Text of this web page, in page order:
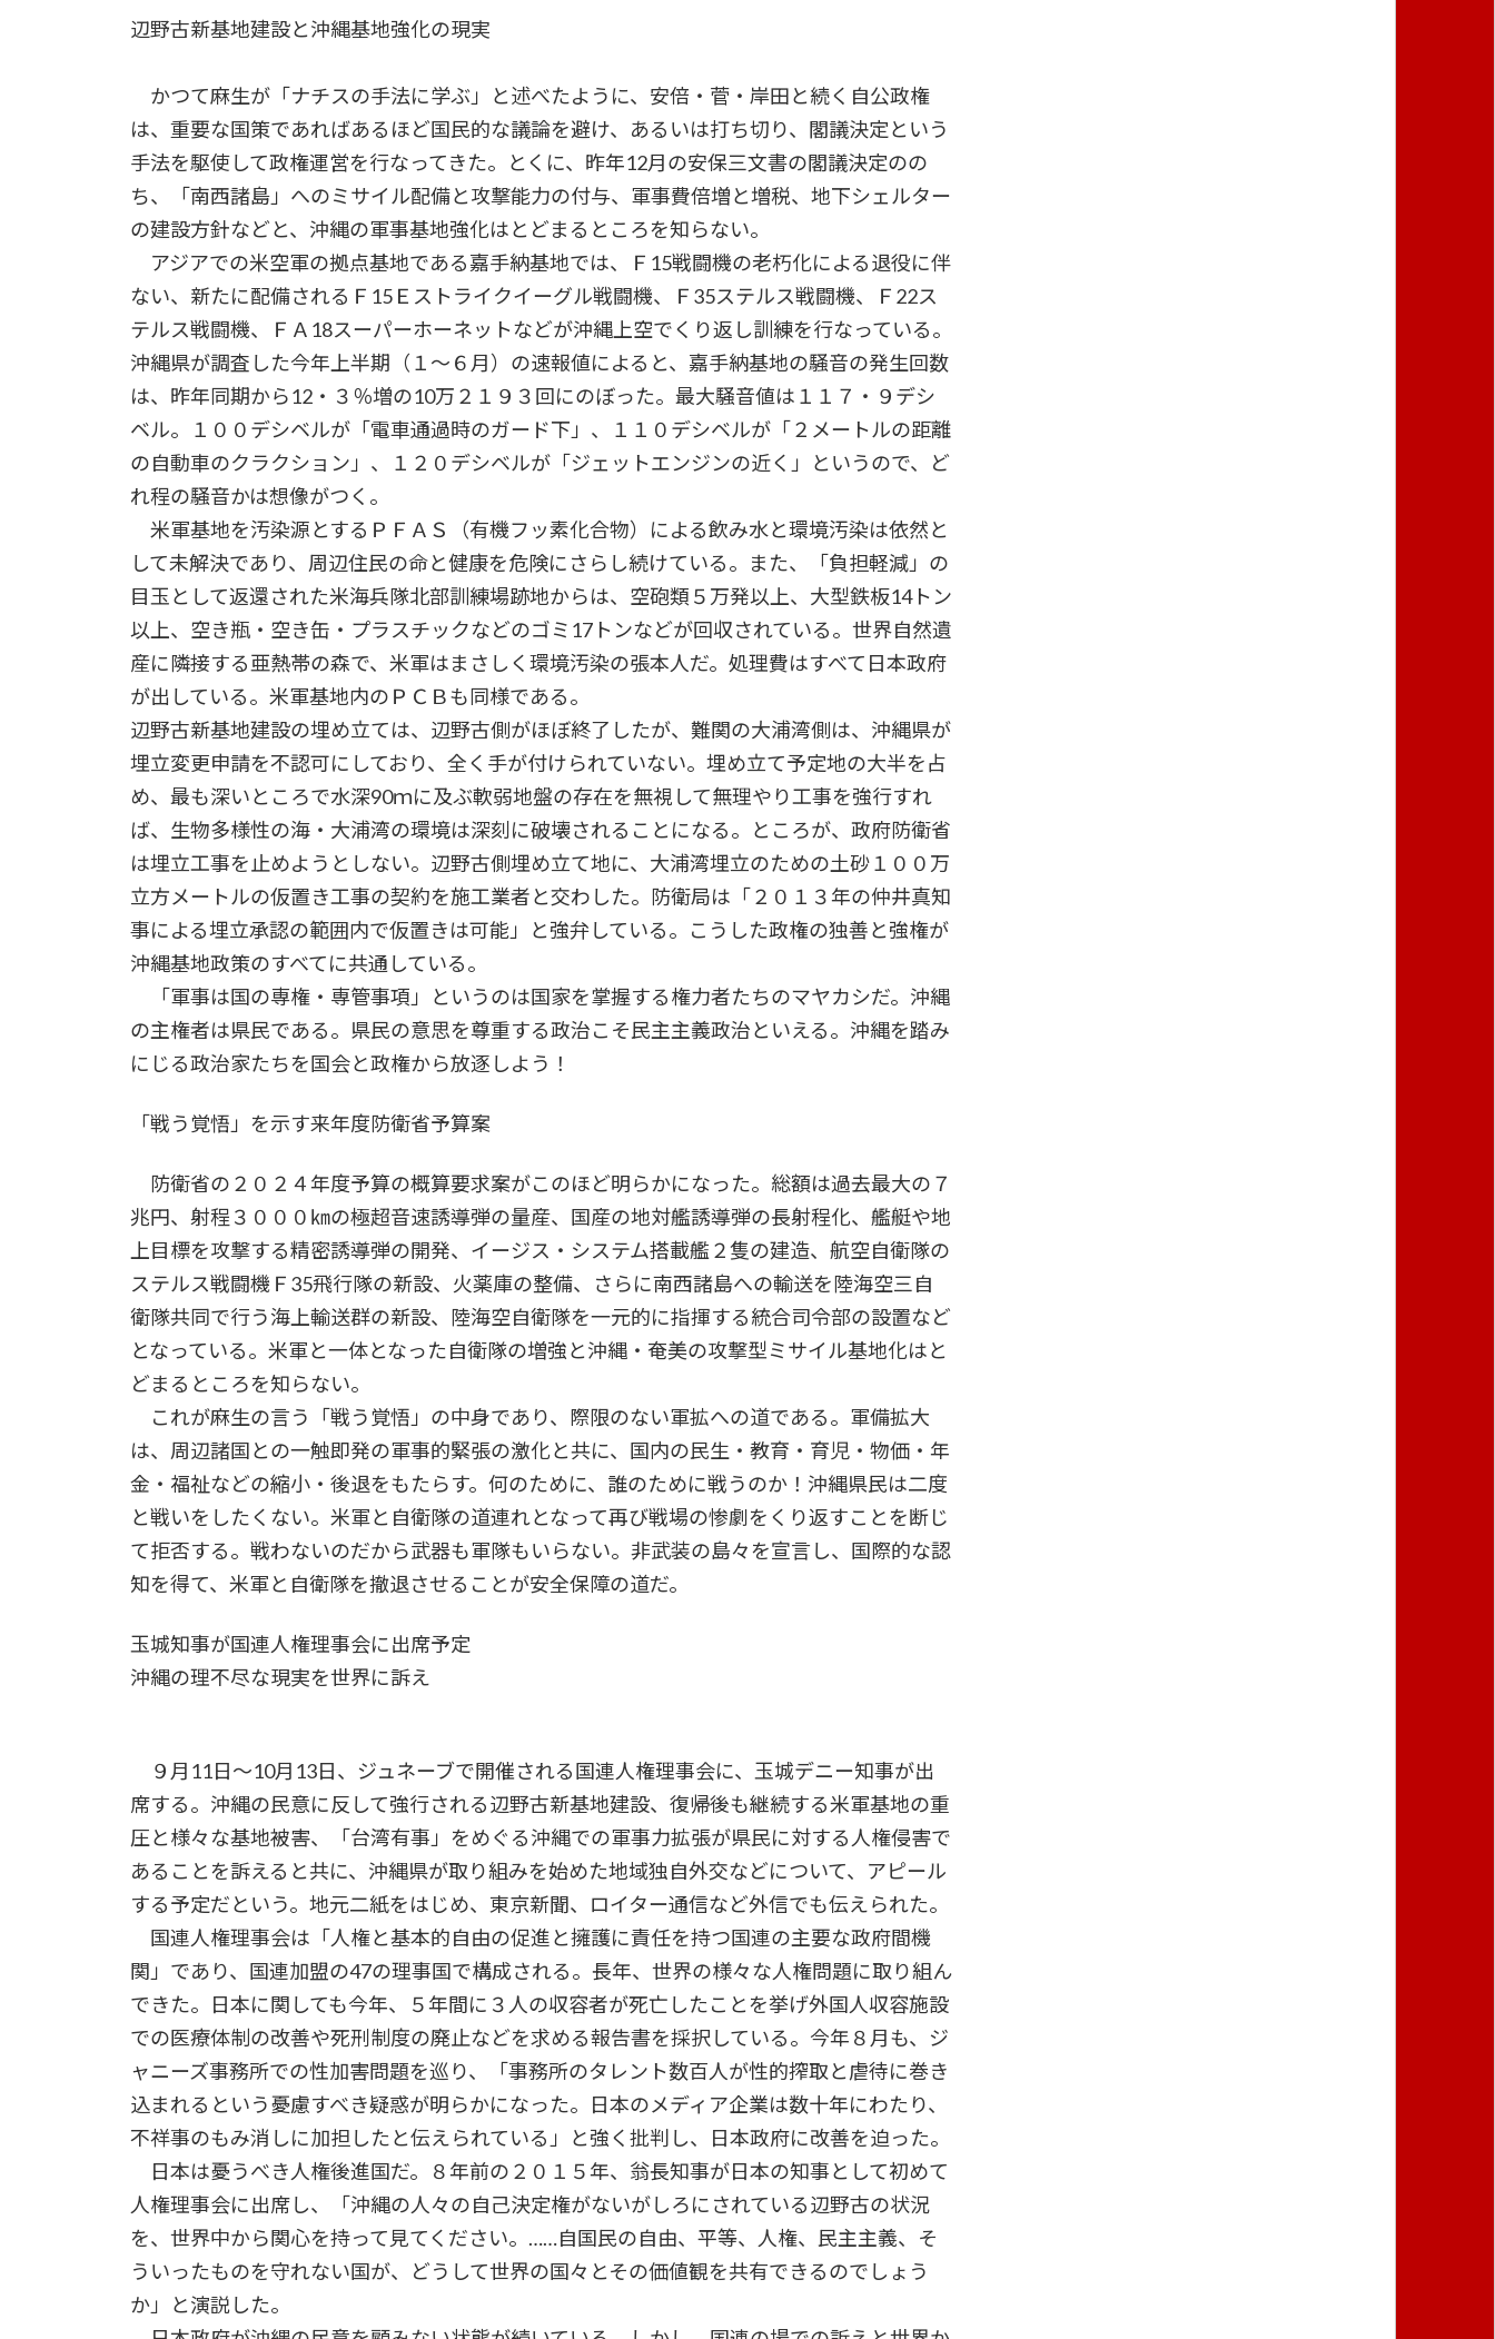
辺野古新基地建設と沖縄基地強化の現実
かつて麻生が「ナチスの手法に学ぶ」と述べたように、安倍・菅・岸田と続く自公政権
は、重要な国策であればあるほど国民的な議論を避け、あるいは打ち切り、閣議決定という
手法を駆使して政権運営を行なってきた。とくに、昨年12月の安保三文書の閣議決定のの
ち、「南西諸島」へのミサイル配備と攻撃能力の付与、軍事費倍増と増税、地下シェルター
の建設方針などと、沖縄の軍事基地強化はとどまるところを知らない。
アジアでの米空軍の拠点基地である嘉手納基地では、Ｆ15戦闘機の老朽化による退役に伴
ない、新たに配備されるＦ15Ｅストライクイーグル戦闘機、Ｆ35ステルス戦闘機、Ｆ22ス
テルス戦闘機、ＦＡ18スーパーホーネットなどが沖縄上空でくり返し訓練を行なっている。
沖縄県が調査した今年上半期（１～６月）の速報値によると、嘉手納基地の騒音の発生回数
は、昨年同期から12・３％増の10万２１９３回にのぼった。最大騒音値は１１７・９デシ
ベル。１００デシベルが「電車通過時のガード下」、１１０デシベルが「２メートルの距離
の自動車のクラクション」、１２０デシベルが「ジェットエンジンの近く」というので、ど
れ程の騒音かは想像がつく。
米軍基地を汚染源とするＰＦＡＳ（有機フッ素化合物）による飲み水と環境汚染は依然と
して未解決であり、周辺住民の命と健康を危険にさらし続けている。また、「負担軽減」の
目玉として返還された米海兵隊北部訓練場跡地からは、空砲類５万発以上、大型鉄板14トン
以上、空き瓶・空き缶・プラスチックなどのゴミ17トンなどが回収されている。世界自然遺
産に隣接する亜熱帯の森で、米軍はまさしく環境汚染の張本人だ。処理費はすべて日本政府
が出している。米軍基地内のＰＣＢも同様である。
辺野古新基地建設の埋め立ては、辺野古側がほぼ終了したが、難関の大浦湾側は、沖縄県が
埋立変更申請を不認可にしており、全く手が付けられていない。埋め立て予定地の大半を占
め、最も深いところで水深90ｍに及ぶ軟弱地盤の存在を無視して無理やり工事を強行すれ
ば、生物多様性の海・大浦湾の環境は深刻に破壊されることになる。ところが、政府防衛省
は埋立工事を止めようとしない。辺野古側埋め立て地に、大浦湾埋立のための土砂１００万
立方メートルの仮置き工事の契約を施工業者と交わした。防衛局は「２０１３年の仲井真知
事による埋立承認の範囲内で仮置きは可能」と強弁している。こうした政権の独善と強権が
沖縄基地政策のすべてに共通している。
「軍事は国の専権・専管事項」というのは国家を掌握する権力者たちのマヤカシだ。沖縄
の主権者は県民である。県民の意思を尊重する政治こそ民主主義政治といえる。沖縄を踏み
にじる政治家たちを国会と政権から放逐しよう！
「戦う覚悟」を示す来年度防衛省予算案
防衛省の２０２４年度予算の概算要求案がこのほど明らかになった。総額は過去最大の７
兆円、射程３０００㎞の極超音速誘導弾の量産、国産の地対艦誘導弾の長射程化、艦艇や地
上目標を攻撃する精密誘導弾の開発、イージス・システム搭載艦２隻の建造、航空自衛隊の
ステルス戦闘機Ｆ35飛行隊の新設、火薬庫の整備、さらに南西諸島への輸送を陸海空三自
衛隊共同で行う海上輸送群の新設、陸海空自衛隊を一元的に指揮する統合司令部の設置など
となっている。米軍と一体となった自衛隊の増強と沖縄・奄美の攻撃型ミサイル基地化はと
どまるところを知らない。
これが麻生の言う「戦う覚悟」の中身であり、際限のない軍拡への道である。軍備拡大
は、周辺諸国との一触即発の軍事的緊張の激化と共に、国内の民生・教育・育児・物価・年
金・福祉などの縮小・後退をもたらす。何のために、誰のために戦うのか！沖縄県民は二度
と戦いをしたくない。米軍と自衛隊の道連れとなって再び戦場の惨劇をくり返すことを断じ
て拒否する。戦わないのだから武器も軍隊もいらない。非武装の島々を宣言し、国際的な認
知を得て、米軍と自衛隊を撤退させることが安全保障の道だ。
玉城知事が国連人権理事会に出席予定
沖縄の理不尽な現実を世界に訴え
９月11日～10月13日、ジュネーブで開催される国連人権理事会に、玉城デニー知事が出
席する。沖縄の民意に反して強行される辺野古新基地建設、復帰後も継続する米軍基地の重
圧と様々な基地被害、「台湾有事」をめぐる沖縄での軍事力拡張が県民に対する人権侵害で
あることを訴えると共に、沖縄県が取り組みを始めた地域独自外交などについて、アピール
する予定だという。地元二紙をはじめ、東京新聞、ロイター通信など外信でも伝えられた。
国連人権理事会は「人権と基本的自由の促進と擁護に責任を持つ国連の主要な政府間機
関」であり、国連加盟の47の理事国で構成される。長年、世界の様々な人権問題に取り組ん
できた。日本に関しても今年、５年間に３人の収容者が死亡したことを挙げ外国人収容施設
での医療体制の改善や死刑制度の廃止などを求める報告書を採択している。今年８月も、ジ
ャニーズ事務所での性加害問題を巡り、「事務所のタレント数百人が性的搾取と虐待に巻き
込まれるという憂慮すべき疑惑が明らかになった。日本のメディア企業は数十年にわたり、
不祥事のもみ消しに加担したと伝えられている」と強く批判し、日本政府に改善を迫った。
日本は憂うべき人権後進国だ。８年前の２０１５年、翁長知事が日本の知事として初めて
人権理事会に出席し、「沖縄の人々の自己決定権がないがしろにされている辺野古の状況
を、世界中から関心を持って見てください。……自国民の自由、平等、人権、民主主義、そ
ういったものを守れない国が、どうして世界の国々とその価値観を共有できるのでしょう
か」と演説した。